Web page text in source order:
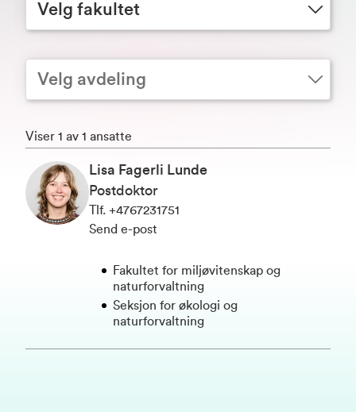
Velg fakultet
Velg avdeling
Viser 1 av 1 ansatte
Lisa Fagerli Lunde
Postdoktor
Tlf. +4767231751
Send e-post
Fakultet for miljøvitenskap og
naturforvaltning
Seksjon for økologi og
naturforvaltning